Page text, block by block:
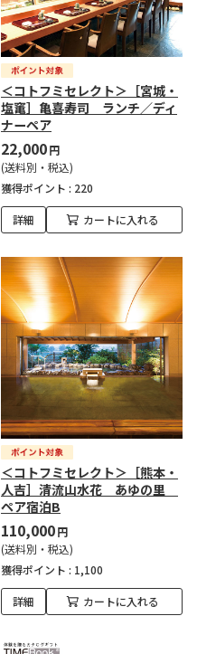
＜コトフミセレクト＞［宮城・
塩竃］亀喜寿司 ランチ／ディ
ナーペア
22,000円
(送料別・税込)
獲得ポイント : 220
詳細 カートに入れる
＜コトフミセレクト＞［熊本・
人吉］清流山水花 あゆの里
ペア宿泊B
110,000円
(送料別・税込)
獲得ポイント : 1,100
詳細 カートに入れる